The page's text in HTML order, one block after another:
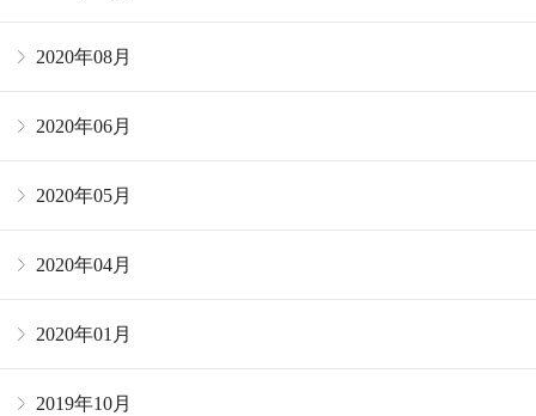
2020年08月
2020年06月
2020年05月
2020年04月
2020年01月
2019年10月